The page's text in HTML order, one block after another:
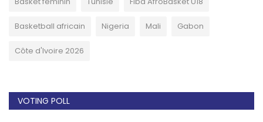
Basketball africain Nigeria Mali Gabon
Côte d'Ivoire 2026
VOTING POLL